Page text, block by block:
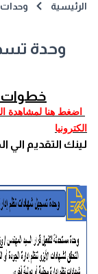
الرئيسية
وحدة
خطوات
اضغط هنا لمشاهدة
الكترونيا
لينك التقديم الي